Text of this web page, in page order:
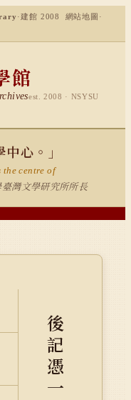
·建館 2008 網站地圖 ·
館
est. 2008 · NSYSU
心。」
the centre of
灣文學研究所所長
後
記
憑
一